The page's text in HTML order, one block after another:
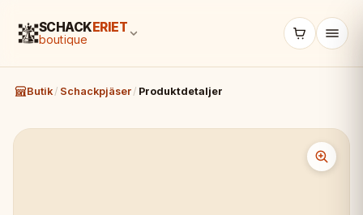
SCHACKERIET
boutique
Butik / Schackpjäser / Produktdetaljer